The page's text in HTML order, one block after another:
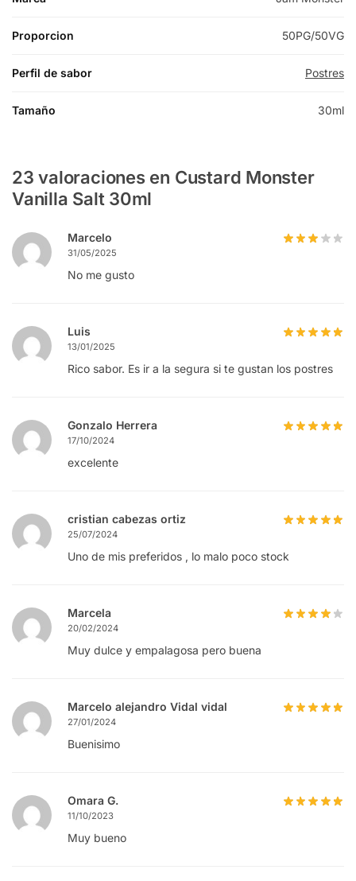
Proporcion 50PG/50VG
Perfil de sabor Postres
Tamaño 30ml
23 valoraciones en Custard Monster
Vanilla Salt 30ml
Marcelo
31/05/2025
No me gusto
Luis
13/01/2025
Rico sabor. Es ir a la segura si te gustan los postres
Gonzalo Herrera
17/10/2024
excelente
cristian cabezas ortiz
25/07/2024
Uno de mis preferidos , lo malo poco stock
Marcela
20/02/2024
Muy dulce y empalagosa pero buena
Marcelo alejandro Vidal vidal
27/01/2024
Buenisimo
Omara G.
11/10/2023
Muy bueno